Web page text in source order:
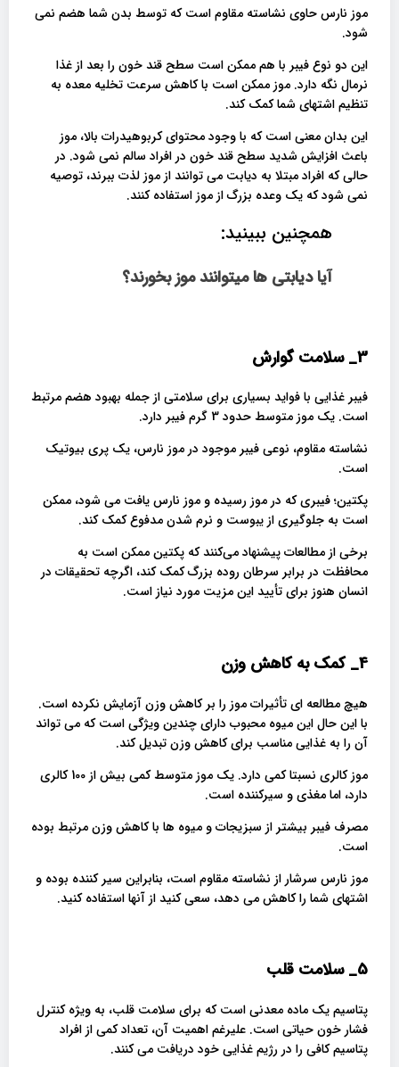
موز نارس حاوی نشاسته مقاوم است که توسط بدن شما هضم نمی
شود.
این دو نوع فیبر با هم ممکن است سطح قند خون را بعد از غذا
نرمال نگه دارد. موز ممکن است با کاهش سرعت تخلیه معده به
تنظیم اشتهای شما کمک کند.
این بدان معنی است که با وجود محتوای کربوهیدرات بالا، موز
باعث افزایش شدید سطح قند خون در افراد سالم نمی شود. در
حالی که افراد مبتلا به دیابت می توانند از موز لذت ببرند، توصیه
نمی شود که یک وعده بزرگ از موز استفاده کنند.
همچنین ببینید:
آیا دیابتی ها میتوانند موز بخورند؟
3_ سلامت گوارش
فیبر غذایی با فواید بسیاری برای سلامتی از جمله بهبود هضم مرتبط
است. یک موز متوسط ​​حدود 3 گرم فیبر دارد.
نشاسته مقاوم، نوعی فیبر موجود در موز نارس، یک پری بیوتیک
است.
پکتین؛ فیبری که در موز رسیده و موز نارس یافت می شود، ممکن
است به جلوگیری از یبوست و نرم شدن مدفوع کمک کند.
برخی از مطالعات پیشنهاد می‌کنند که پکتین ممکن است به
محافظت در برابر سرطان روده بزرگ کمک کند، اگرچه تحقیقات در
انسان هنوز برای تأیید این مزیت مورد نیاز است.
4_ کمک به کاهش وزن
هیچ مطالعه ای تأثیرات موز را بر کاهش وزن آزمایش نکرده است.
با این حال این میوه محبوب دارای چندین ویژگی است که می تواند
آن را به غذایی مناسب برای کاهش وزن تبدیل کند.
موز کالری نسبتا کمی دارد. یک موز متوسط ​​کمی بیش از 100 کالری
دارد، اما مغذی و سیرکننده است.
مصرف فیبر بیشتر از سبزیجات و میوه ها با کاهش وزن مرتبط بوده
است.
موز نارس سرشار از نشاسته مقاوم است، بنابراین سیر کننده بوده و
اشتهای شما را کاهش می دهد، سعی کنید از آنها استفاده کنید.
5_ سلامت قلب
پتاسیم یک ماده معدنی است که برای سلامت قلب، به ویژه کنترل
فشار خون حیاتی است. علیرغم اهمیت آن، تعداد کمی از افراد
پتاسیم کافی را در رژیم غذایی خود دریافت می کنند.